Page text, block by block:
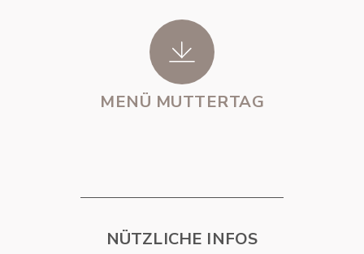
MENÜ MUTTERTAG
NÜTZLICHE INFOS